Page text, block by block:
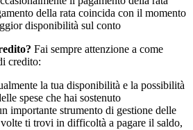
della rata coincida con il momento
disponibilità sul conto
Fai sempre attenzione a come
credito:
la tua disponibilità e la possibilità
spese che hai sostenuto
importante strumento di gestione delle
volte ti trovi in difficoltà a pagare il saldo,